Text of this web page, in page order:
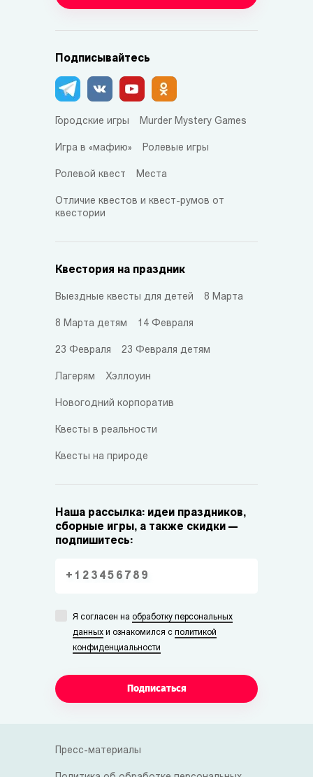
Подписывайтесь
Городские игры Murder Mystery Games
Игра в «мафию» Ролевые игры
Ролевой квест Места
Отличие квестов и квест-румов от
квестории
Квестория на праздник
Выездные квесты для детей 8 Марта
8 Марта детям 14 Февраля
23 Февраля 23 Февраля детям
Лагерям Хэллоуин
Новогодний корпоратив
Квесты в реальности
Квесты на природе
Наша рассылка: идеи праздников,
сборные игры, а также скидки —
подпишитесь:
Я согласен на обработку персональных
данных и ознакомился с политикой
конфиденциальности
Подписаться
Пресс-материалы